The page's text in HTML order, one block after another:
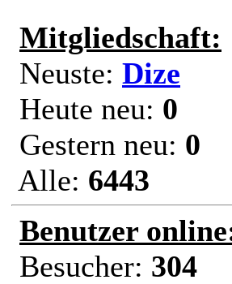
Mitgliedschaft:
Neuste: Dize
Heute neu: 0
Gestern neu: 0
Alle: 6443
Benutzer
Besucher: 304